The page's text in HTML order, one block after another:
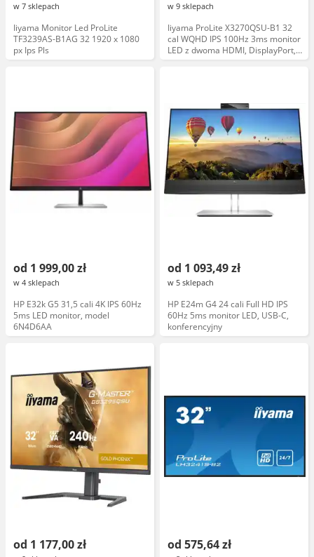
w 7 sklepach
Iiyama Monitor Led ProLite
TF3239AS-B1AG 32 1920 x 1080
px Ips Pls
w 9 sklepach
Iiyama ProLite X3270QSU-B1 32
cal WQHD IPS 100Hz 3ms monitor
LED z dwoma HDMI, DisplayPort,
głośniki, FlickerFree
od 1 999,00 zł
w 4 sklepach
HP E32k G5 31,5 cali 4K IPS 60Hz
5ms LED monitor, model
6N4D6AA
od 1 093,49 zł
w 5 sklepach
HP E24m G4 24 cali Full HD IPS
60Hz 5ms monitor LED, USB-C,
konferencyjny
od 1 177,00 zł od 575,64 zł